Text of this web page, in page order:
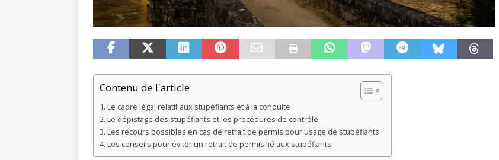
Contenu de l'article
Le cadre légal relatif aux stupéfiants et à la conduite
Le dépistage des stupéfiants et les procédures de contrôle
Les recours possibles en cas de retrait de permis pour usage de stupéfiants
Les conseils pour éviter un retrait de permis lié aux stupéfiants